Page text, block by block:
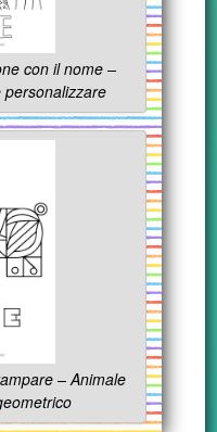
con il nome –
– Animale